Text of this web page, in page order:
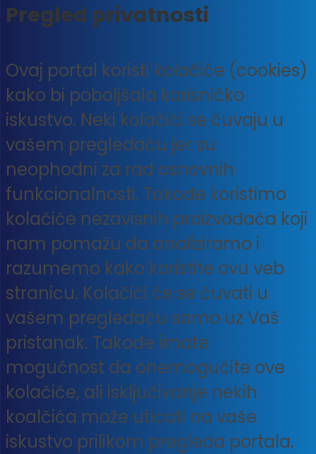
Pregled privatnosti
Ovaj portal koristi kolačiće (cookies)
kako bi poboljšala korisničko
iskustvo. Neki kolačići se čuvaju u
vašem pregledaču jer su
neophodni za rad osnovnih
funkcionalnosti. Takođe koristimo
kolačiće nezavisnih proizvođača koji
nam pomažu da analiziramo i
razumemo kako koristite ovu veb
stranicu. Kolačići će se čuvati u
vašem pregledaču samo uz Vaš
pristanak. Takođe imate
mogućnost da onemogućite ove
kolačiće, ali isključivanje nekih
koalčića može uticati na vaše
iskustvo prilikom pregleda portala.